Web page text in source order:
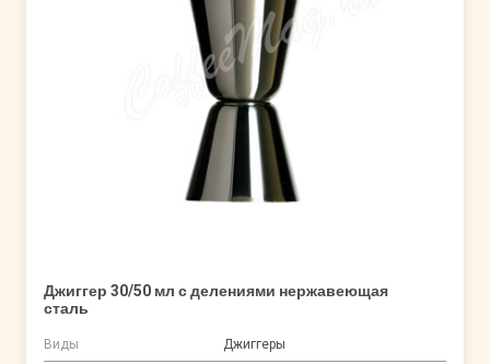
Джиггер 30/50 мл с делениями нержавеющая
сталь
Виды Джиггеры